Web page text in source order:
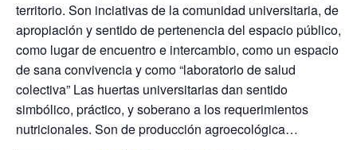
territorio. Son inciativas de la comunidad universitaria, de
apropiación y sentido de pertenencia del espacio público,
como lugar de encuentro e intercambio, como un espacio
de sana convivencia y como “laboratorio de salud
colectiva” Las huertas universitarias dan sentido
simbólico, práctico, y soberano a los requerimientos
nutricionales. Son de producción agroecológica…